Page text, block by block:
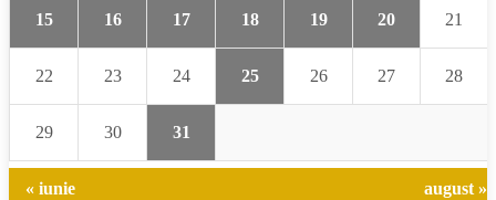
15 16 17 18 19 20 21
22 23 24 25 26 27 28
29 30 31
« iunie august »